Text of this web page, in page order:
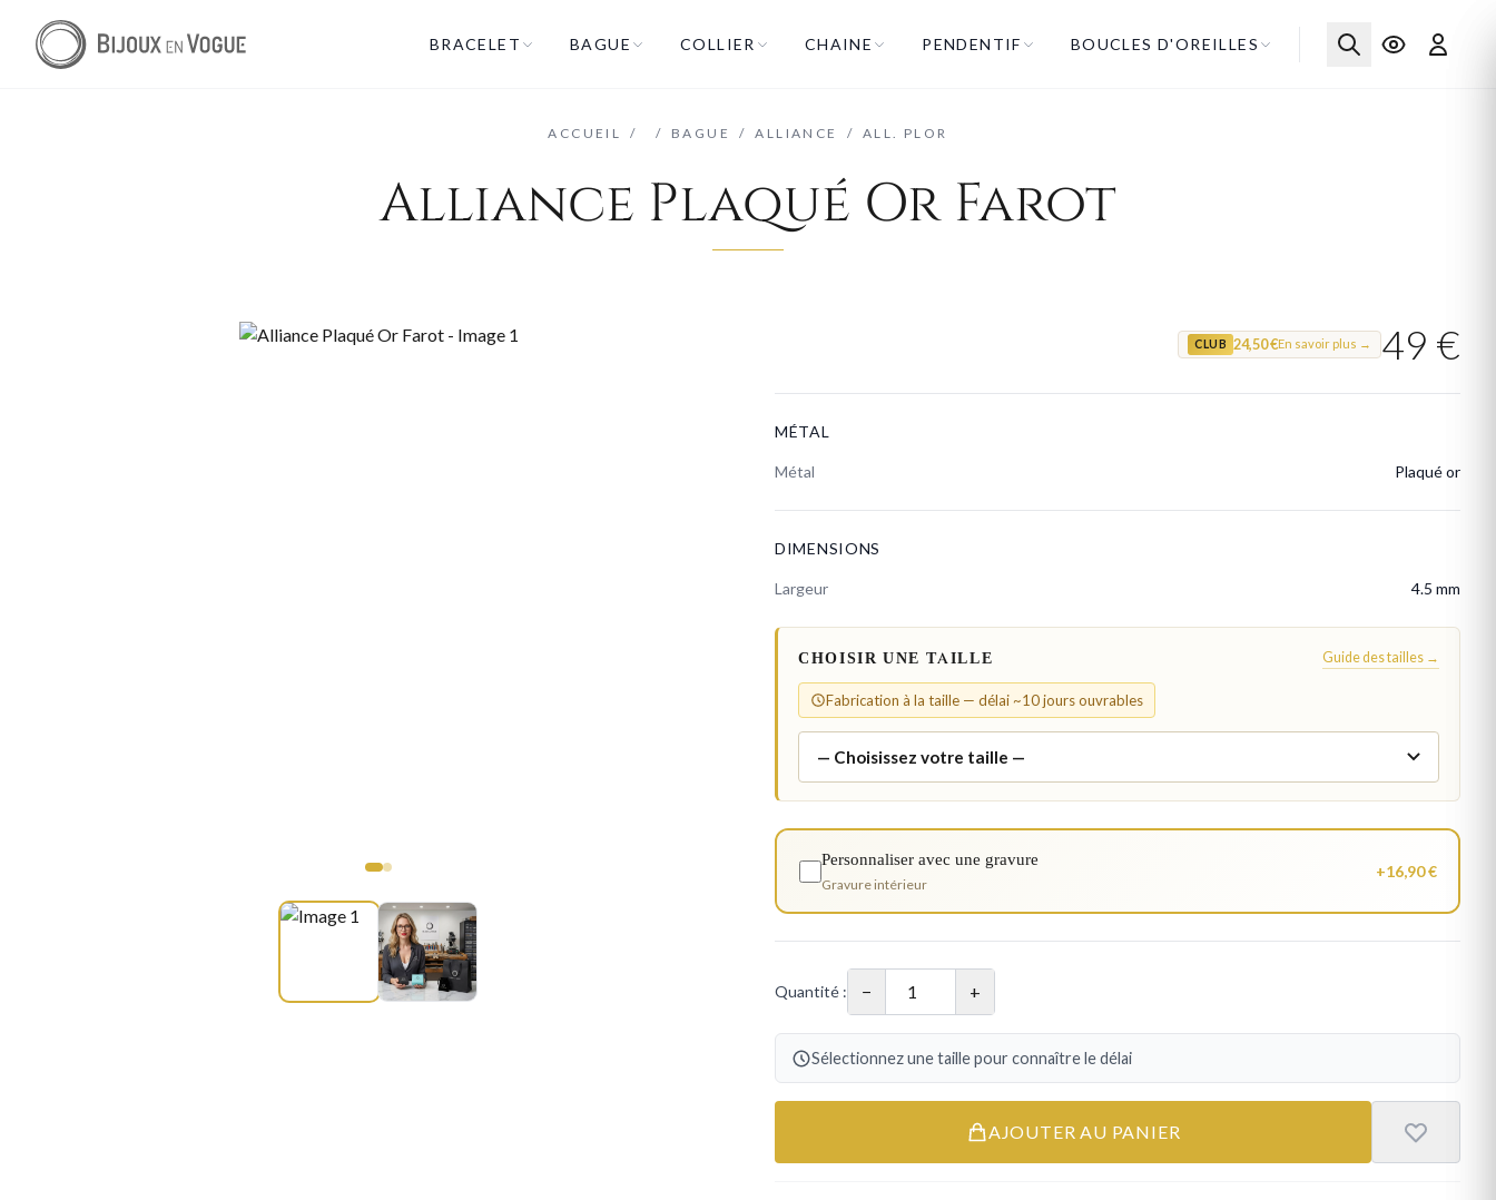
BRACELET BAGUE COLLIER CHAINE PENDENTIF BOUCLES D'OREILLES
ACCUEIL / / BAGUE / ALLIANCE / ALL. PLOR
Alliance Plaqué Or Farot
CLUB 24,50 €En savoir plus → 49 €
MÉTAL
Métal Plaqué or
DIMENSIONS
Largeur 4.5 mm
CHOISIR UNE TAILLE Guide des tailles →
Fabrication à la taille — délai ~10 jours ouvrables
Personnaliser avec une gravure
Gravure intérieur
+16,90 €
Quantité : − +
Sélectionnez une taille pour connaître le délai
AJOUTER AU PANIER